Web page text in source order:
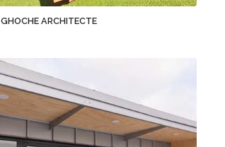
GHOCHE ARCHITECTE